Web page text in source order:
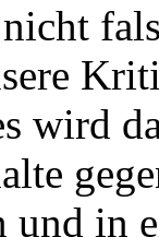
wird
und in